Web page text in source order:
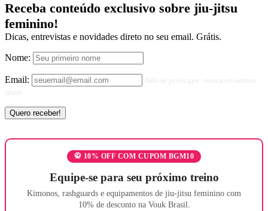
Receba conteúdo exclusivo sobre jiu-jitsu
feminino!
Dicas, entrevistas e novidades direto no seu email. Grátis.
Nome:
Email:
Não se preocupe, nunca enviamos
spam
🥋 10% OFF COM CUPOM BGM10
Equipe-se para seu próximo treino
Kimonos, rashguards e equipamentos de jiu-jitsu feminino com
10% de desconto na Vouk Brasil.